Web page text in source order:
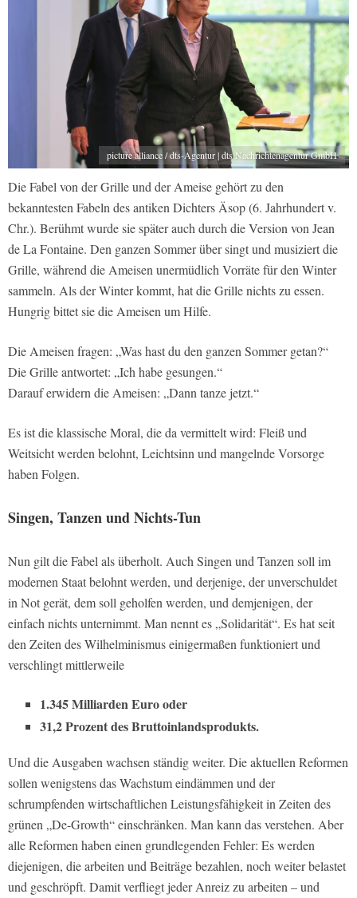
picture alliance / dts-Agentur | dts Nachrichtenagentur GmbH
Die Fabel von der Grille und der Ameise gehört zu den
bekanntesten Fabeln des antiken Dichters Äsop (6. Jahrhundert v.
Chr.). Berühmt wurde sie später auch durch die Version von Jean
de La Fontaine. Den ganzen Sommer über singt und musiziert die
Grille, während die Ameisen unermüdlich Vorräte für den Winter
sammeln. Als der Winter kommt, hat die Grille nichts zu essen.
Hungrig bittet sie die Ameisen um Hilfe.
Die Ameisen fragen: „Was hast du den ganzen Sommer getan?“
Die Grille antwortet: „Ich habe gesungen.“
Darauf erwidern die Ameisen: „Dann tanze jetzt.“
Es ist die klassische Moral, die da vermittelt wird: Fleiß und
Weitsicht werden belohnt, Leichtsinn und mangelnde Vorsorge
haben Folgen.
Singen, Tanzen und Nichts-Tun
Nun gilt die Fabel als überholt. Auch Singen und Tanzen soll im
modernen Staat belohnt werden, und derjenige, der unverschuldet
in Not gerät, dem soll geholfen werden, und demjenigen, der
einfach nichts unternimmt. Man nennt es „Solidarität“. Es hat seit
den Zeiten des Wilhelminismus einigermaßen funktioniert und
verschlingt mittlerweile
1.345 Milliarden Euro oder
31,2 Prozent des Bruttoinlandsprodukts.
Und die Ausgaben wachsen ständig weiter. Die aktuellen Reformen
sollen wenigstens das Wachstum eindämmen und der
schrumpfenden wirtschaftlichen Leistungsfähigkeit in Zeiten des
grünen „De-Growth“ einschränken. Man kann das verstehen. Aber
alle Reformen haben einen grundlegenden Fehler: Es werden
diejenigen, die arbeiten und Beiträge bezahlen, noch weiter belastet
und geschröpft. Damit verfliegt jeder Anreiz zu arbeiten – und